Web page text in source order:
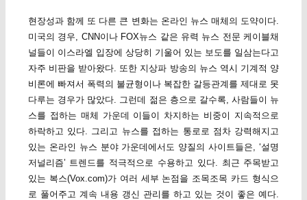
현장성과 함께 또 다른 큰 변화는 온라인 뉴스 매체의 도약이다.
미국의 경우, CNN이나 FOX뉴스 같은 유력 뉴스 전문 케이블채
널들이 이스라엘 입장에 상당히 기울어 있는 보도를 일삼는다고
자주 비판을 받아왔다. 또한 지상파 방송의 뉴스 역시 기계적 양
비론에 빠져서 폭력의 불균형이나 복잡한 갈등관계를 제대로 못
다루는 경우가 많았다. 그런데 젊은 층으로 갈수록, 사람들이 뉴
스를 접하는 매체 가운데 이들이 차지하는 비중이 지속적으로
하락하고 있다. 그리고 뉴스를 접하는 통로로 점차 강력해지고
있는 온라인 뉴스 분야 가운데에서도 양질의 사이트들은, ‘설명
저널리즘’ 트렌드를 적극적으로 수용하고 있다. 최근 주목받고
있는 복스(Vox.com)가 여러 세부 논점을 조목조목 카드 형식으
로 풀어주고 계속 내용 갱신 관리를 하고 있는 것이 좋은 예다.